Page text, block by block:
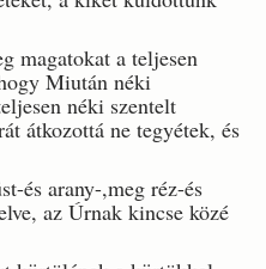
magatokat a teljesen
Miután néki
néki szentelt
átkozottá ne tegyétek, és
és arany-,meg réz-és
az Úrnak kincse közé